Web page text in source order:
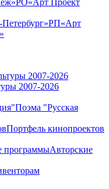
РО«Арт Проект
РП«Арт
2007-2026
Поэма "Русская
Портфель кинопроектов
Авторские